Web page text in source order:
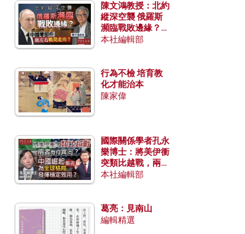
陳文鴻教授：北約
縱深空襲 俄羅斯
瀕臨戰敗邊緣？中
國零部件能左右戰
本社編輯部
行為不檢 培育教
化才能治本
陳家偉
國際關係學者孔永
樂博士：將美伊衝
突類比越戰，兩者
有何異同？中國崛
本社編輯部
葛亮：見南山
編輯精選